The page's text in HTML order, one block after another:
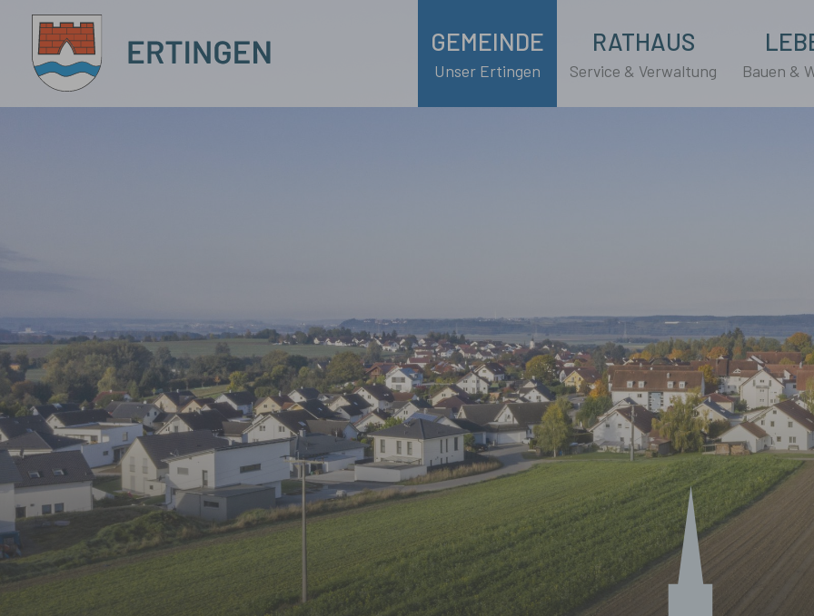
Zum Hauptinhalt springen
GEMEINDE
Unser Ertingen
RATHAUS
Service & Verwaltung Bauen &